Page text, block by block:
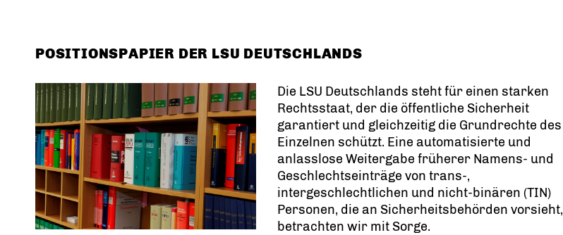
POSITIONSPAPIER DER LSU DEUTSCHLANDS
Die LSU Deutschlands steht für einen starken
Rechtsstaat, der die öffentliche Sicherheit
garantiert und gleichzeitig die Grundrechte des
Einzelnen schützt. Eine automatisierte und
anlasslose Weitergabe früherer Namens- und
Geschlechtseinträge von trans-,
intergeschlechtlichen und nicht-binären (TIN)
Personen, die an Sicherheitsbehörden vorsieht,
betrachten wir mit Sorge.